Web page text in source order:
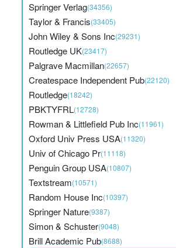
Springer Verlag(34356)
Taylor & Francis(33405)
John Wiley & Sons Inc(29231)
Routledge UK(23417)
Palgrave Macmillan(22657)
Createspace Independent Pub(22120)
Routledge(18242)
PBKTYFRL(12728)
Rowman & Littlefield Pub Inc(11961)
Oxford Univ Press USA(11320)
Univ of Chicago Pr(11118)
Penguin Group USA(10807)
Textstream(10571)
Random House Inc(10397)
Springer Nature(9387)
Simon & Schuster(9048)
Brill Academic Pub(8688)